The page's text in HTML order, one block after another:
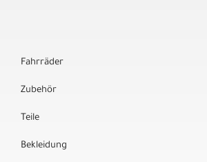
Fahrräder
Zubehör
Teile
Bekleidung